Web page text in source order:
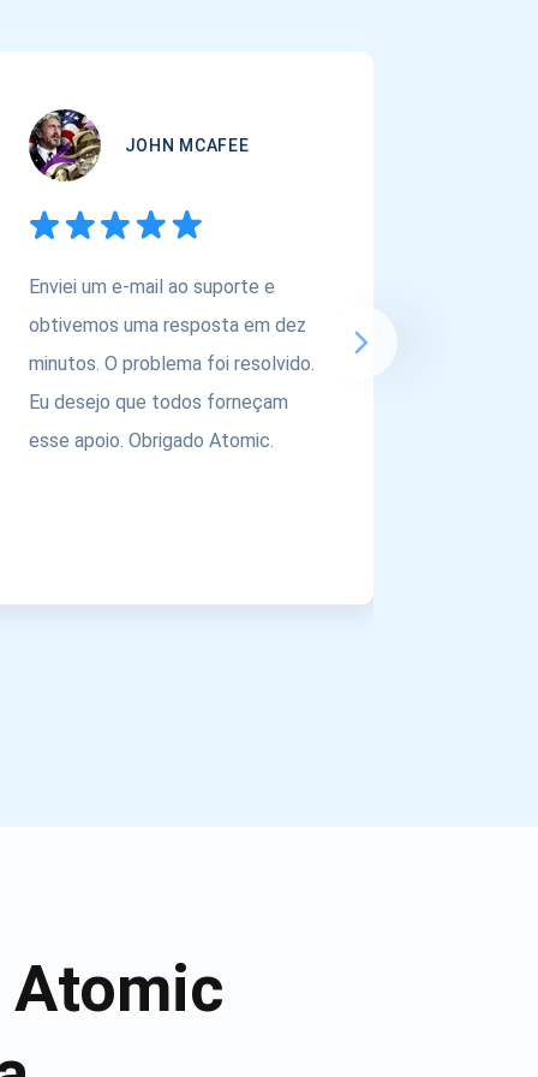
JOHN MCAFEE
Enviei um e-mail ao suporte e
obtivemos uma resposta em dez
minutos. O problema foi resolvido.
Eu desejo que todos forneçam
esse apoio. Obrigado Atomic.
Atomic